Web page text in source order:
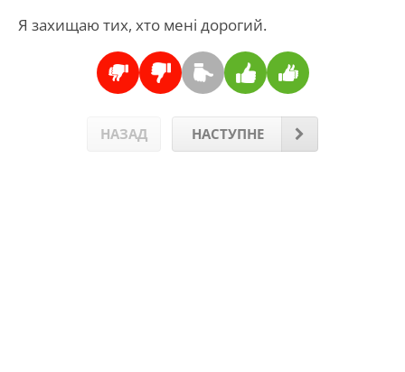
Я захищаю тих, хто мені дорогий.
НАЗАД НАСТУПНЕ